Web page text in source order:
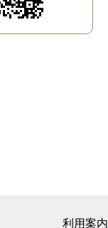
利用案内